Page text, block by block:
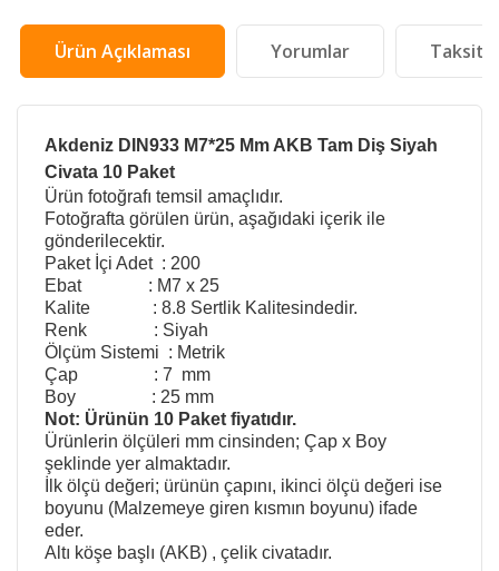
Ürün Açıklaması Yorumlar Taksit
Akdeniz DIN933 M7*25 Mm AKB Tam Diş Siyah
Civata 10 Paket
Ürün fotoğrafı temsil amaçlıdır.
Fotoğrafta görülen ürün, aşağıdaki içerik ile
gönderilecektir.
Paket İçi Adet : 200
Ebat : M7 x 25
Kalite : 8.8 Sertlik Kalitesindedir.
Renk : Siyah
Ölçüm Sistemi : Metrik
Çap : 7 mm
Boy : 25 mm
Not: Ürünün 10 Paket fiyatıdır.
Ürünlerin ölçüleri mm cinsinden; Çap x Boy
şeklinde yer almaktadır.
İlk ölçü değeri; ürünün çapını, ikinci ölçü değeri ise
boyunu (Malzemeye giren kısmın boyunu) ifade
eder.
Altı köşe başlı (AKB) , çelik civatadır.